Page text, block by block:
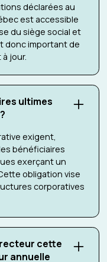
déclarées au
est accessible
du siège social et
donc important de
jour.
ultimes
exigent,
bénéficiaires
exerçant un
obligation vise
corporatives
cette
annuelle